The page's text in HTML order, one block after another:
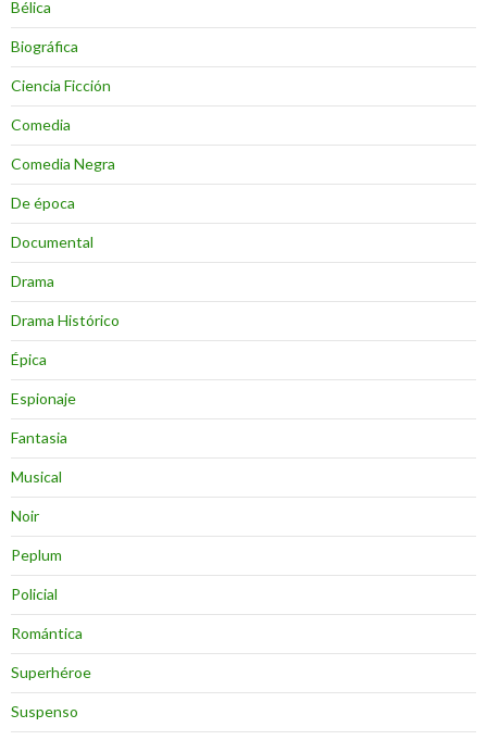
Bélica
Biográfica
Ciencia Ficción
Comedia
Comedia Negra
De época
Documental
Drama
Drama Histórico
Épica
Espionaje
Fantasia
Musical
Noir
Peplum
Policial
Romántica
Superhéroe
Suspenso